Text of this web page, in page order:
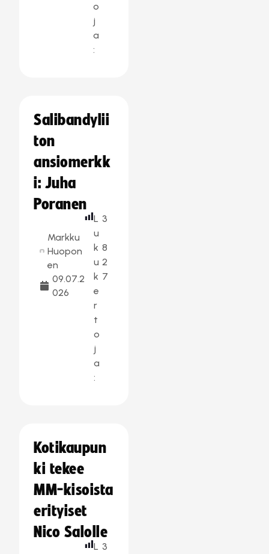
o
j
a
:
Salibandylii
ton
ansiomerkk
i: Juha
Poranen
Markku
Huopon
en
09.07.2
026
L
u
k
u
k
e
r
t
o
j
a
:
3
8
2
7
Kotikaupun
ki tekee
MM-kisoista
erityiset
Nico Salolle
L 3